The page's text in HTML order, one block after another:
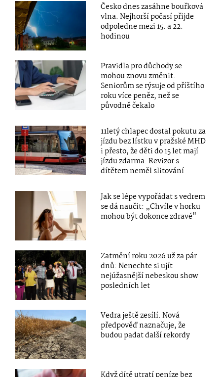
Česko dnes zasáhne bouřková
vlna. Nejhorší počasí přijde
odpoledne mezi 15. a 22.
hodinou
Pravidla pro důchody se
mohou znovu změnit.
Seniorům se rýsuje od příštího
roku více peněz, než se
původně čekalo
11letý chlapec dostal pokutu za
jízdu bez lístku v pražské MHD
i přesto, že děti do 15 let mají
jízdu zdarma. Revizor s
dítětem neměl slitování
Jak se lépe vypořádat s vedrem
se dá naučit: „Chvíle v horku
mohou být dokonce zdravé"
Zatmění roku 2026 už za pár
dnů: Nenechte si ujít
nejúžasnější nebeskou show
posledních let
Vedra ještě zesílí. Nová
předpověď naznačuje, že
budou padat další rekordy